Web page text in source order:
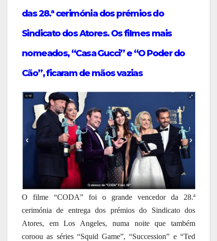
das 28.ª cerimónia dos prémios do
Sindicato dos Atores. Os filmes mais
nomeados, “Casa Gucci” e “O Poder do
Cão”, ficaram de mãos vazias
O filme “CODA” foi o grande vencedor da 28.ª
cerimónia de entrega dos prémios do Sindicato dos
Atores, em Los Angeles, numa noite que também
coroou as séries “Squid Game”, “Succession” e “Ted